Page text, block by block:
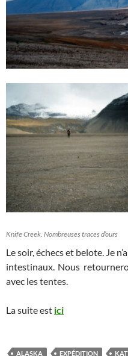
Knife Creek. Nombreuses traces d’ours
Le soir, échecs et belote. Je
intestinaux. Nous
avec les tentes.
La suite est ici
ALASKA EXPÉDITION